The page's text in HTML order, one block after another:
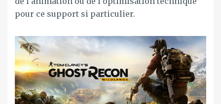
pour ce support si particulier.